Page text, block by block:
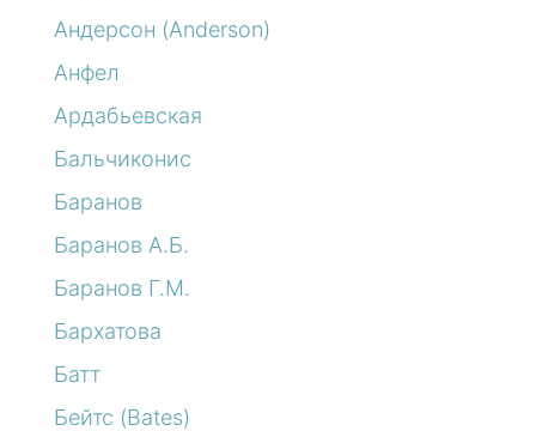
Андерсон (Anderson)
Анфел
Ардабьевская
Бальчиконис
Баранов
Баранов А.Б.
Баранов Г.М.
Бархатова
Батт
Бейтс (Bates)